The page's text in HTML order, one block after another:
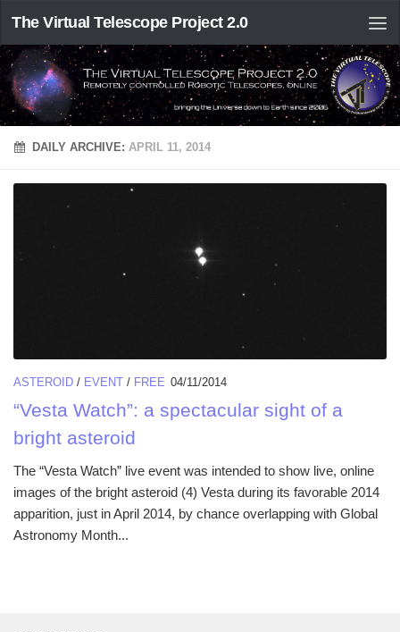
The Virtual Telescope Project 2.0
DAILY ARCHIVE: APRIL 11, 2014
ASTEROID / EVENT / FREE 04/11/2014
“Vesta Watch”: a spectacular sight of a
bright asteroid
The “Vesta Watch” live event was intended to show live, online
images of the bright asteroid (4) Vesta during its favorable 2014
apparition, just in April 2014, by chance overlapping with Global
Astronomy Month...